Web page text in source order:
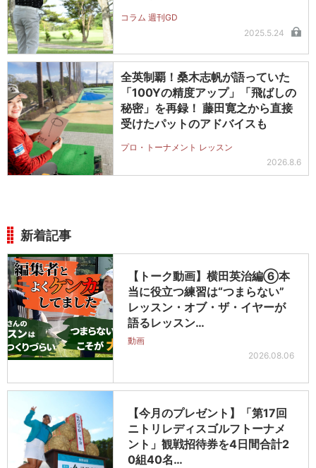
コラム 週刊GD
2025.5.24
全英制覇！桑木志帆が語っていた
「100Yの精度アップ」「飛ばしの
秘密」を再録！ 藤田寛之から直接
受けたパットのアドバイスも
プロ・トーナメント レッスン
2026.8.6
新着記事
【トーク動画】横田英治編⑥本
当に役立つ練習は“つまらない”
レッスン・オブ・ザ・イヤーが
語るレッスン…
動画
2026.08.06
【今月のプレゼント】「第17回
ニトリレディスゴルフトーナメ
ント」観戦招待券を4日間合計2
0組40名…